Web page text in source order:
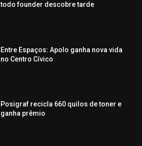
todo founder descobre tarde
Entre Espaços: Apolo ganha nova vida
no Centro Cívico
Posigraf recicla 660 quilos de toner e
ganha prêmio